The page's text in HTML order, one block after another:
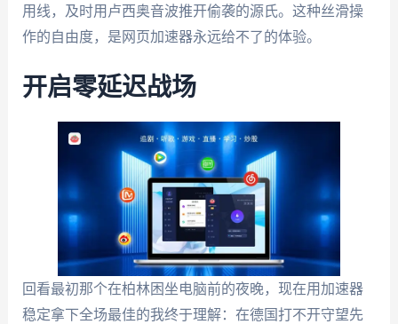
用线，及时用卢西奥音波推开偷袭的源氏。这种丝滑操
作的自由度，是网页加速器永远给不了的体验。
开启零延迟战场
回看最初那个在柏林困坐电脑前的夜晚，现在用加速器
稳定拿下全场最佳的我终于理解：在德国打不开守望先